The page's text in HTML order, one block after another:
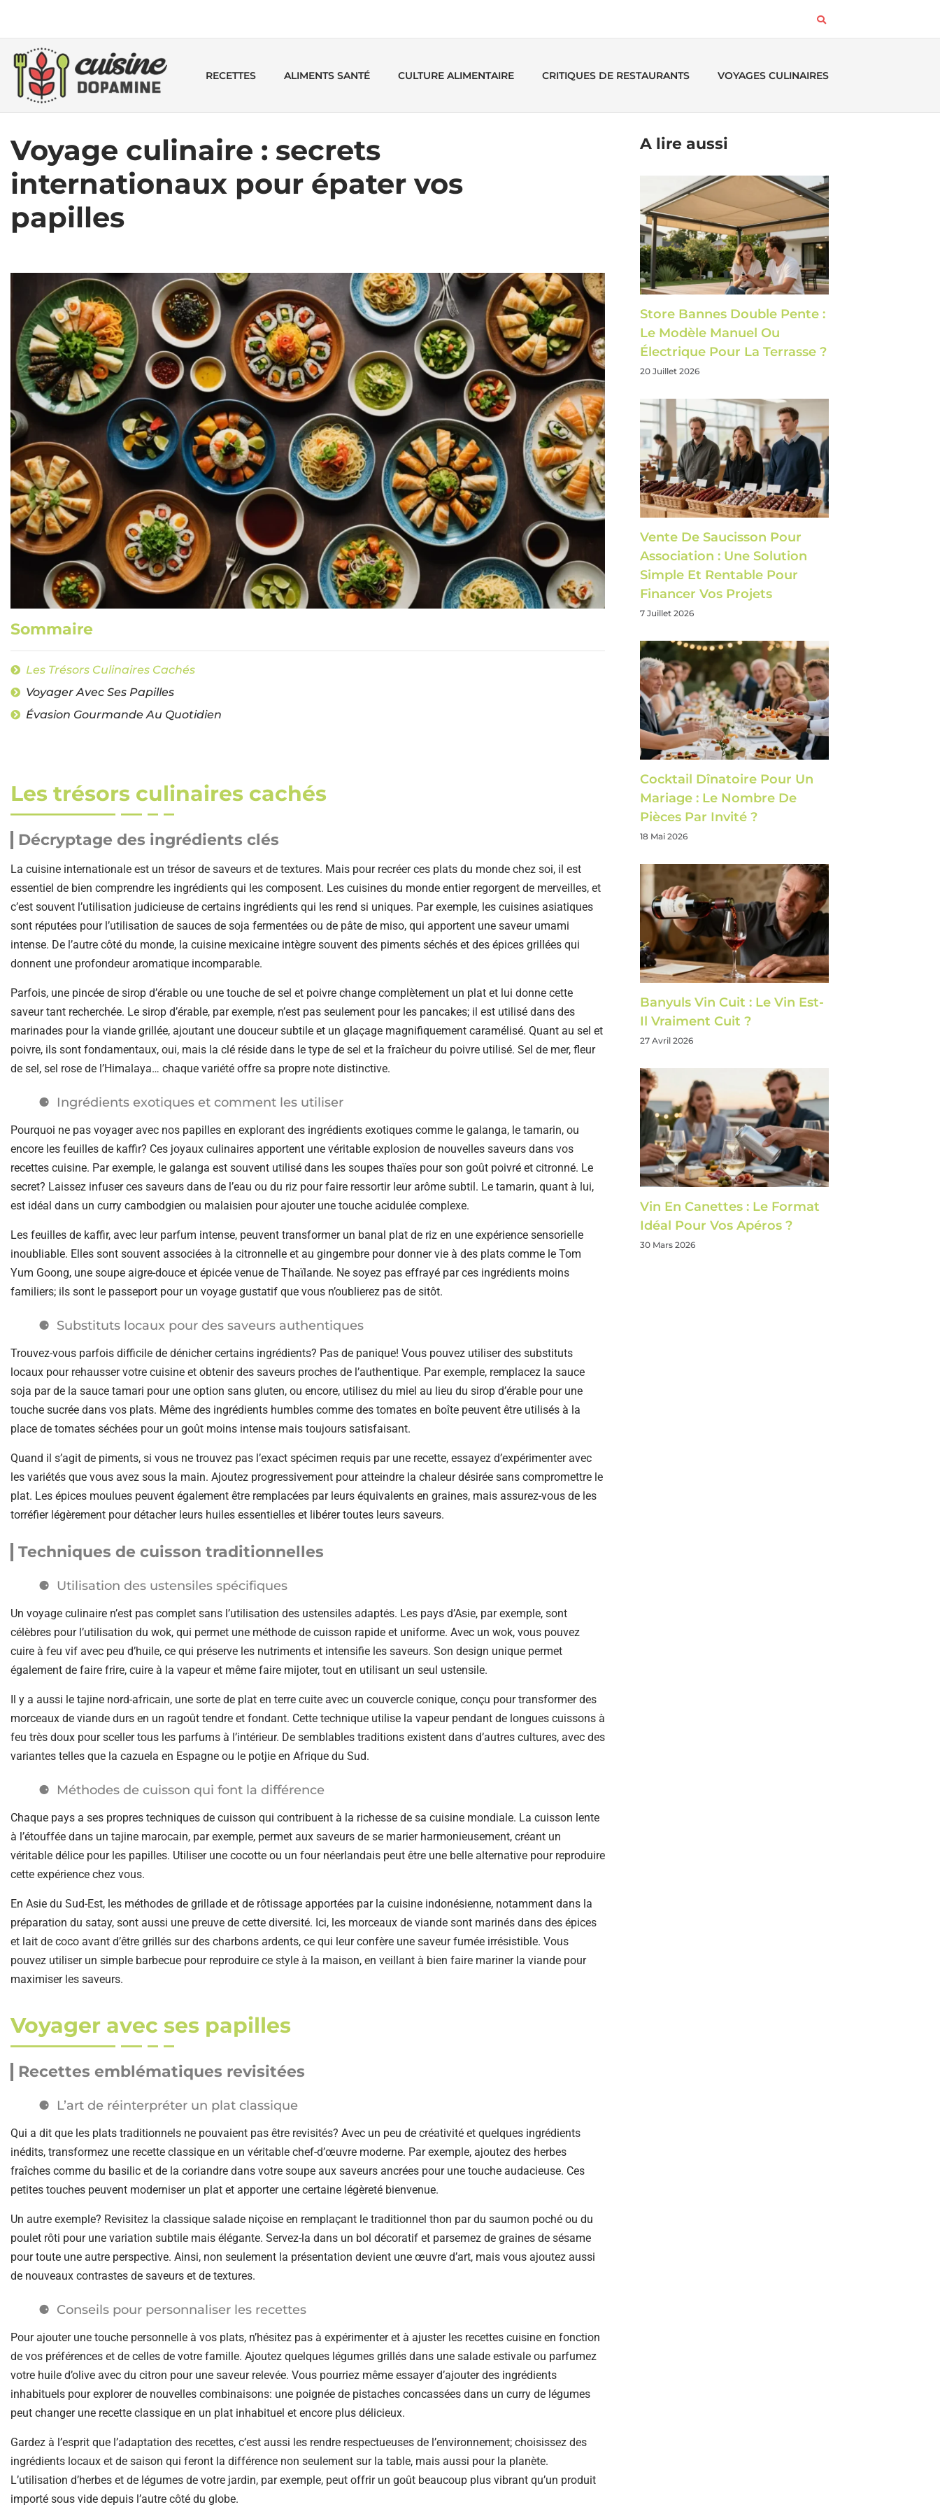
RECETTES ALIMENTS SANTÉ CULTURE ALIMENTAIRE CRITIQUES DE RESTAURANTS VOYAGES CULINAIRES
Voyage culinaire : secrets
internationaux pour épater vos
papilles
Sommaire
Les Trésors Culinaires Cachés
Voyager Avec Ses Papilles
Évasion Gourmande Au Quotidien
Les trésors culinaires cachés
Décryptage des ingrédients clés
La cuisine internationale est un trésor de saveurs et de textures. Mais pour recréer ces plats du monde chez soi, il est
essentiel de bien comprendre les ingrédients qui les composent. Les cuisines du monde entier regorgent de merveilles, et
c’est souvent l’utilisation judicieuse de certains ingrédients qui les rend si uniques. Par exemple, les cuisines asiatiques
sont réputées pour l’utilisation de sauces de soja fermentées ou de pâte de miso, qui apportent une saveur umami
intense. De l’autre côté du monde, la cuisine mexicaine intègre souvent des piments séchés et des épices grillées qui
donnent une profondeur aromatique incomparable.
Parfois, une pincée de sirop d’érable ou une touche de sel et poivre change complètement un plat et lui donne cette
saveur tant recherchée. Le sirop d’érable, par exemple, n’est pas seulement pour les pancakes; il est utilisé dans des
marinades pour la viande grillée, ajoutant une douceur subtile et un glaçage magnifiquement caramélisé. Quant au sel et
poivre, ils sont fondamentaux, oui, mais la clé réside dans le type de sel et la fraîcheur du poivre utilisé. Sel de mer, fleur
de sel, sel rose de l’Himalaya… chaque variété offre sa propre note distinctive.
Ingrédients exotiques et comment les utiliser
Pourquoi ne pas voyager avec nos papilles en explorant des ingrédients exotiques comme le galanga, le tamarin, ou
encore les feuilles de kaffir? Ces joyaux culinaires apportent une véritable explosion de nouvelles saveurs dans vos
recettes cuisine. Par exemple, le galanga est souvent utilisé dans les soupes thaïes pour son goût poivré et citronné. Le
secret? Laissez infuser ces saveurs dans de l’eau ou du riz pour faire ressortir leur arôme subtil. Le tamarin, quant à lui,
est idéal dans un curry cambodgien ou malaisien pour ajouter une touche acidulée complexe.
Les feuilles de kaffir, avec leur parfum intense, peuvent transformer un banal plat de riz en une expérience sensorielle
inoubliable. Elles sont souvent associées à la citronnelle et au gingembre pour donner vie à des plats comme le Tom
Yum Goong, une soupe aigre-douce et épicée venue de Thaïlande. Ne soyez pas effrayé par ces ingrédients moins
familiers; ils sont le passeport pour un voyage gustatif que vous n’oublierez pas de sitôt.
Substituts locaux pour des saveurs authentiques
Trouvez-vous parfois difficile de dénicher certains ingrédients? Pas de panique! Vous pouvez utiliser des substituts
locaux pour rehausser votre cuisine et obtenir des saveurs proches de l’authentique. Par exemple, remplacez la sauce
soja par de la sauce tamari pour une option sans gluten, ou encore, utilisez du miel au lieu du sirop d’érable pour une
touche sucrée dans vos plats. Même des ingrédients humbles comme des tomates en boîte peuvent être utilisés à la
place de tomates séchées pour un goût moins intense mais toujours satisfaisant.
Quand il s’agit de piments, si vous ne trouvez pas l’exact spécimen requis par une recette, essayez d’expérimenter avec
les variétés que vous avez sous la main. Ajoutez progressivement pour atteindre la chaleur désirée sans compromettre le
plat. Les épices moulues peuvent également être remplacées par leurs équivalents en graines, mais assurez-vous de les
torréfier légèrement pour détacher leurs huiles essentielles et libérer toutes leurs saveurs.
Techniques de cuisson traditionnelles
Utilisation des ustensiles spécifiques
Un voyage culinaire n’est pas complet sans l’utilisation des ustensiles adaptés. Les pays d’Asie, par exemple, sont
célèbres pour l’utilisation du wok, qui permet une méthode de cuisson rapide et uniforme. Avec un wok, vous pouvez
cuire à feu vif avec peu d’huile, ce qui préserve les nutriments et intensifie les saveurs. Son design unique permet
également de faire frire, cuire à la vapeur et même faire mijoter, tout en utilisant un seul ustensile.
Il y a aussi le tajine nord-africain, une sorte de plat en terre cuite avec un couvercle conique, conçu pour transformer des
morceaux de viande durs en un ragoût tendre et fondant. Cette technique utilise la vapeur pendant de longues cuissons à
feu très doux pour sceller tous les parfums à l’intérieur. De semblables traditions existent dans d’autres cultures, avec des
variantes telles que la cazuela en Espagne ou le potjie en Afrique du Sud.
Méthodes de cuisson qui font la différence
Chaque pays a ses propres techniques de cuisson qui contribuent à la richesse de sa cuisine mondiale. La cuisson lente
à l’étouffée dans un tajine marocain, par exemple, permet aux saveurs de se marier harmonieusement, créant un
véritable délice pour les papilles. Utiliser une cocotte ou un four néerlandais peut être une belle alternative pour reproduire
cette expérience chez vous.
En Asie du Sud-Est, les méthodes de grillade et de rôtissage apportées par la cuisine indonésienne, notamment dans la
préparation du satay, sont aussi une preuve de cette diversité. Ici, les morceaux de viande sont marinés dans des épices
et lait de coco avant d’être grillés sur des charbons ardents, ce qui leur confère une saveur fumée irrésistible. Vous
pouvez utiliser un simple barbecue pour reproduire ce style à la maison, en veillant à bien faire mariner la viande pour
maximiser les saveurs.
Voyager avec ses papilles
Recettes emblématiques revisitées
L’art de réinterpréter un plat classique
Qui a dit que les plats traditionnels ne pouvaient pas être revisités? Avec un peu de créativité et quelques ingrédients
inédits, transformez une recette classique en un véritable chef-d’œuvre moderne. Par exemple, ajoutez des herbes
fraîches comme du basilic et de la coriandre dans votre soupe aux saveurs ancrées pour une touche audacieuse. Ces
petites touches peuvent moderniser un plat et apporter une certaine légèreté bienvenue.
Un autre exemple? Revisitez la classique salade niçoise en remplaçant le traditionnel thon par du saumon poché ou du
poulet rôti pour une variation subtile mais élégante. Servez-la dans un bol décoratif et parsemez de graines de sésame
pour toute une autre perspective. Ainsi, non seulement la présentation devient une œuvre d’art, mais vous ajoutez aussi
de nouveaux contrastes de saveurs et de textures.
Conseils pour personnaliser les recettes
Pour ajouter une touche personnelle à vos plats, n’hésitez pas à expérimenter et à ajuster les recettes cuisine en fonction
de vos préférences et de celles de votre famille. Ajoutez quelques légumes grillés dans une salade estivale ou parfumez
votre huile d’olive avec du citron pour une saveur relevée. Vous pourriez même essayer d’ajouter des ingrédients
inhabituels pour explorer de nouvelles combinaisons: une poignée de pistaches concassées dans un curry de légumes
peut changer une recette classique en un plat inhabituel et encore plus délicieux.
Gardez à l’esprit que l’adaptation des recettes, c’est aussi les rendre respectueuses de l’environnement; choisissez des
ingrédients locaux et de saison qui feront la différence non seulement sur la table, mais aussi pour la planète.
L’utilisation d’herbes et de légumes de votre jardin, par exemple, peut offrir un goût beaucoup plus vibrant qu’un produit
importé sous vide depuis l’autre côté du globe.
A lire aussi
Store Bannes Double Pente :
Le Modèle Manuel Ou
Électrique Pour La Terrasse ?
20 Juillet 2026
Vente De Saucisson Pour
Association : Une Solution
Simple Et Rentable Pour
Financer Vos Projets
7 Juillet 2026
Cocktail Dînatoire Pour Un
Mariage : Le Nombre De
Pièces Par Invité ?
18 Mai 2026
Banyuls Vin Cuit : Le Vin Est-
Il Vraiment Cuit ?
27 Avril 2026
Vin En Canettes : Le Format
Idéal Pour Vos Apéros ?
30 Mars 2026